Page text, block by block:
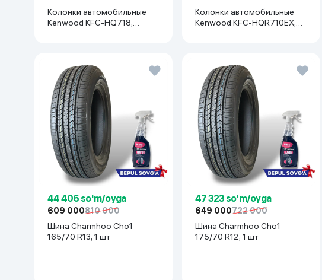
Колонки автомобильные
Kenwood KFC-HQ718,
Колонки автомобильные
Kenwood KFC-HQR710EX,
44 406 so'm/oyga
609 000810 000
Шина Charmhoo Cho1
165/70 R13, 1 шт
47 323 so'm/oyga
649 000722 000
Шина Charmhoo Cho1
175/70 R12, 1 шт